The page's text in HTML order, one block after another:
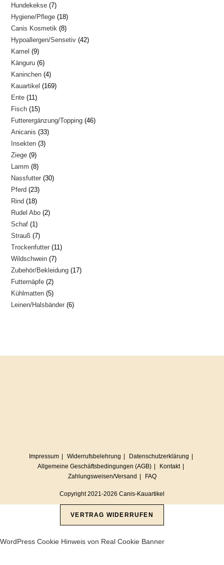
Hundekekse 77
Produkte
Hygiene/Pflege 1818
Produkte
Canis Kosmetik 88
Produkte
Hypoallergen/Sensetiv 4242
Kamel 99
Produkte
Känguru 66
Produkte
Kaninchen 44
Produkte
Kauartikel 169169
Ente 1111
Produkte
Fisch 1515
Produkte
Futterergänzung/Topping 4646
Anicanis 3333
Insekten 33
Ziege 99
Produkte
Lamm 88
Produkte
Nassfutter 3030
Pferd 2323
Rind 1818
Produkte
Rudel Abo 22
Schaf 11
Produkt
Strauß 77
Produkte
Trockenfutter 1111
Wildschwein 77
Produkte
Zubehör/Bekleidung 1717
Futternäpfe 22
Produkte
Kühlmatten 55
Produkte
Leinen/Halsbänder 66
Impressum Widerrufsbelehrung
Datenschutzerklärung
Allgemeine Geschäftsbedingungen (AGB)
Kontakt
Zahlungsweisen/Versand
FAQ
Copyright 2021-2026 Canis-Kauartikel
VERTRAG WIDERRUFEN
WordPress Cookie Hinweis von Real Cookie Banner